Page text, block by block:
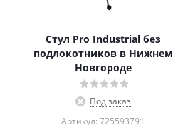
Стул Pro Industrial без
подлокотников в Нижнем
Новгороде
Под заказ
Артикул: 725593791